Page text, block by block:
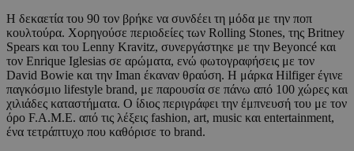
Η δεκαετία του 90 τον βρήκε να συνδέει τη μόδα με την ποπ
κουλτούρα. Χορηγούσε περιοδείες των Rolling Stones, της Britney
Spears και του Lenny Kravitz, συνεργάστηκε με την Beyoncé και
τον Enrique Iglesias σε αρώματα, ενώ φωτογραφήσεις με τον
David Bowie και την Iman έκαναν θραύση. Η μάρκα Hilfiger έγινε
παγκόσμιο lifestyle brand, με παρουσία σε πάνω από 100 χώρες και
χιλιάδες καταστήματα. Ο ίδιος περιγράφει την έμπνευσή του με τον
όρο F.A.M.E. από τις λέξεις fashion, art, music και entertainment,
ένα τετράπτυχο που καθόρισε το brand.